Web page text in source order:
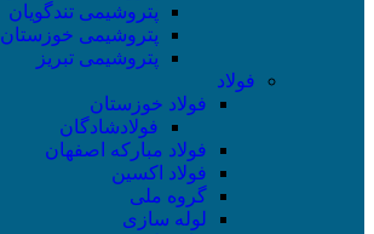
پتروشیمی تندگویان
پتروشیمی خوزستان
پتروشیمی تبریز
فولاد
فولاد خوزستان
فولادشادگان
فولاد مبارکه اصفهان
فولاد اکسین
گروه ملی
لوله سازی